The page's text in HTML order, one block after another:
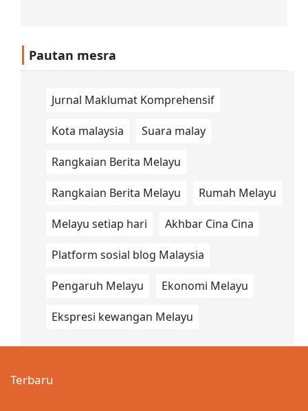
Pautan mesra
Jurnal Maklumat Komprehensif
Kota malaysia Suara malay
Rangkaian Berita Melayu
Rangkaian Berita Melayu Rumah Melayu
Melayu setiap hari Akhbar Cina Cina
Platform sosial blog Malaysia
Pengaruh Melayu Ekonomi Melayu
Ekspresi kewangan Melayu
Terbaru